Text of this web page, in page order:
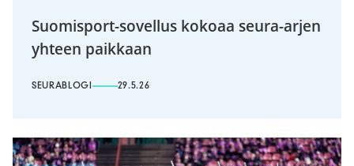
Suomisport-sovellus kokoaa seura-arjen
yhteen paikkaan
SEURABLOGI 29.5.26